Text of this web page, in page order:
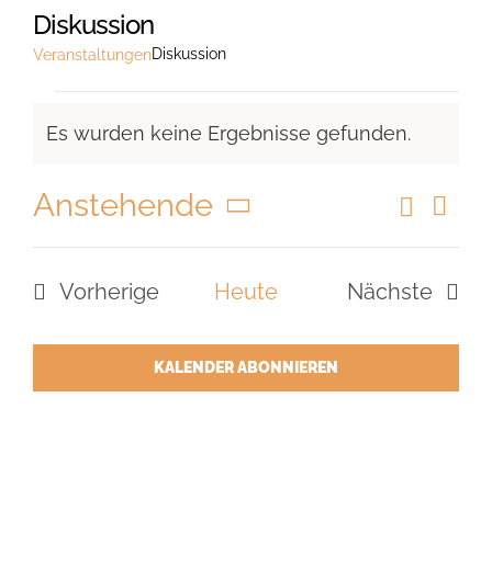
Diskussion
VeranstaltungenDiskussion
Es wurden keine Ergebnisse gefunden.
und
Suche
Liste
Anstehende
Datum
wählen.
Vorherige
Heute
Nächste
KALENDER ABONNIEREN